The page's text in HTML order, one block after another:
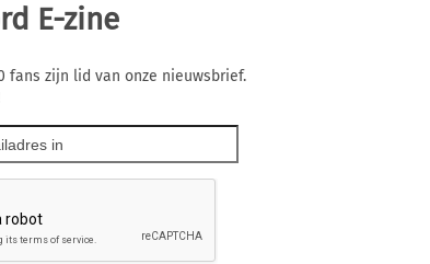
E-zine
fans zijn lid van onze nieuwsbrief.